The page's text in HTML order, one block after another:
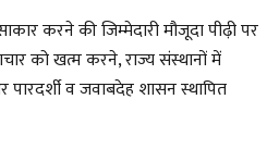
करने की जिम्मेदारी मौजूदा पीढ़ी पर
को खत्म करने, राज्य संस्थानों में
व जवाबदेह शासन स्थापित